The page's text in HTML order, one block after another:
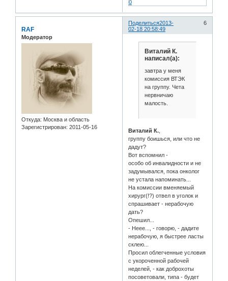
0
Поделиться 6
2013-
02-18 20:58:49
RAF
Модератор
Откуда: Москва и область
Зарегистрирован: 2011-05-16
Виталий К.
написал(а):
завтра у меня
комиссия ВТЭК
на группу. Чета
нервничаю
малость.
Виталий К.
группу боишься, или что не
дадут?
Вот вспомнил -
особо об инвалидности и не
задумывался, пока онколог
не устала напоминать...
На комиссии вменяемый
хирург(!?) отвел в уголок и
спрашивает - нерабочую
дать?
Опешил...
- Неее..., - говорю, - дадите
нерабочую, я быстрее ласты
склею...
Просил облегченные условия
с укороченной рабочей
неделей, - как доброхоты
посоветовали, типа - будет